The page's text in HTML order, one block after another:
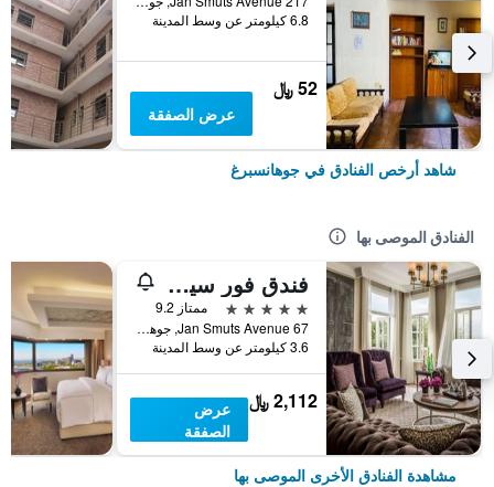
6.8 كيلومتر عن وسط المدينة
52 ﷼
عرض الصفقة
شاهد أرخص الفنادق في جوهانسبرغ
الفنادق الموصى بها
فندق فور سيزونز ذا وستكليف
5 نجوم
ممتاز 9.2
67 Jan Smuts Avenue, جوهانسبرغ, محافظة غاوتينج, جنوب أفريقيا
3.6 كيلومتر عن وسط المدينة
2,112 ﷼
عرض
الصفقة
مشاهدة الفنادق الأخرى الموصى بها